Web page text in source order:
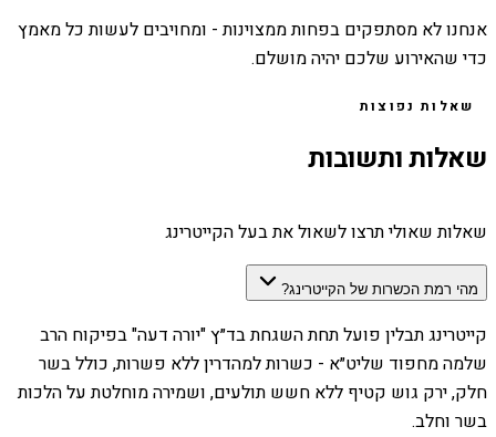
אנחנו לא מסתפקים בפחות ממצוינות - ומחויבים לעשות כל מאמץ
כדי שהאירוע שלכם יהיה מושלם.
שאלות נפוצות
שאלות ותשובות
שאלות שאולי תרצו לשאול את בעל הקייטרינג
מהי רמת הכשרות של הקייטרינג?
קייטרינג תבלין פועל תחת השגחת בד״ץ "יורה דעה" בפיקוח הרב
שלמה מחפוד שליט״א - כשרות למהדרין ללא פשרות, כולל בשר
חלק, ירק גוש קטיף ללא חשש תולעים, ושמירה מוחלטת על הלכות
בשר וחלב.